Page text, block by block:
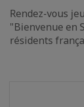
Rendez-vous
"Bienvenue en
résidents